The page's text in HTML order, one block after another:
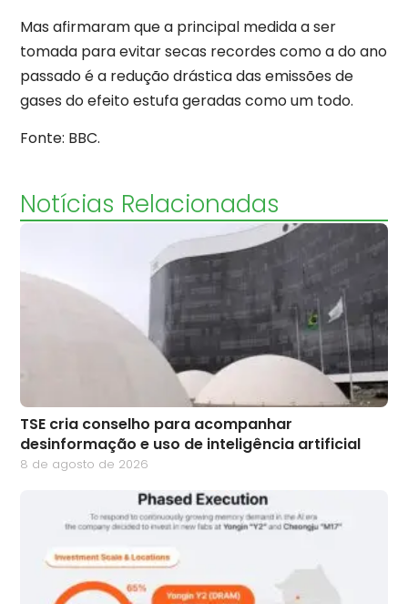
Mas afirmaram que a principal medida a ser
tomada para evitar secas recordes como a do ano
passado é a redução drástica das emissões de
gases do efeito estufa geradas como um todo.
Fonte: BBC.
Notícias Relacionadas
TSE cria conselho para acompanhar
desinformação e uso de inteligência artificial
8 de agosto de 2026